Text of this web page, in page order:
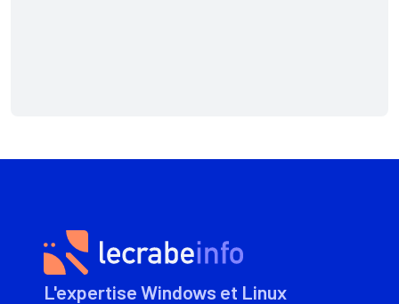
L'expertise Windows et Linux